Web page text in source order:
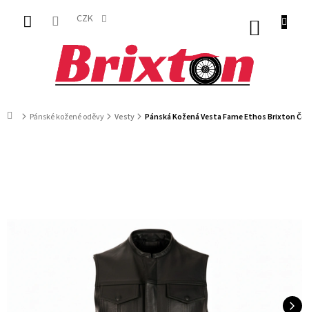
obsah
CZK
DomůPánské kožené oděvy Vesty Pánská Kožená Vesta Fame Ethos Brixton